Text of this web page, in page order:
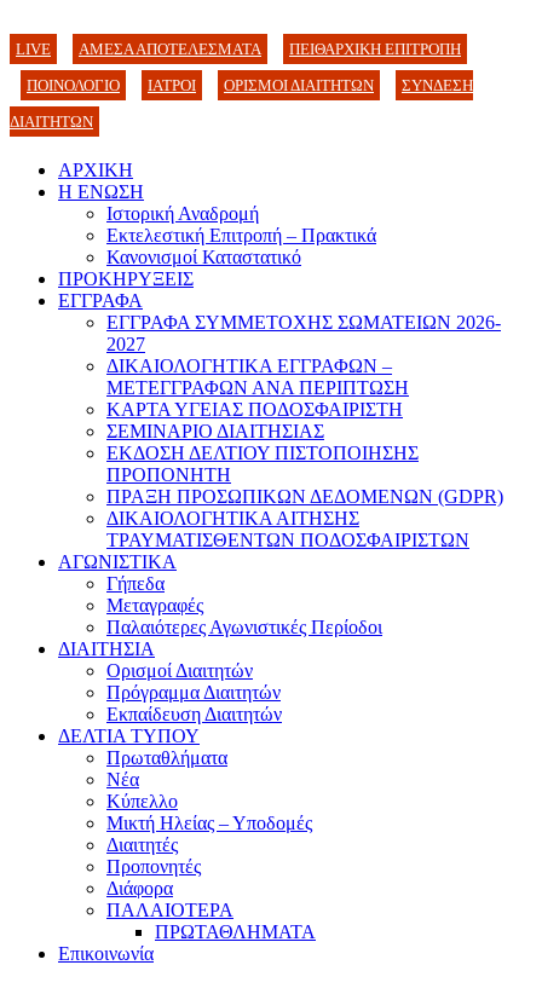
LIVE ΑΜΕΣΑ ΑΠΟΤΕΛΕΣΜΑΤΑ
ΠΕΙΘΑΡΧΙΚΗ ΕΠΙΤΡΟΠΗ
ΠΟΙΝΟΛΟΓΙΟ
ΙΑΤΡΟΙ ΟΡΙΣΜΟΙ ΔΙΑΙΤΗΤΩΝ
ΣΥΝΔΕΣΗ
ΔΙΑΙΤΗΤΩΝ
ΑΡΧΙΚΗ
Η ΕΝΩΣΗ
Ιστορική Αναδρομή
Εκτελεστική Επιτροπή – Πρακτικά
Κανονισμοί Καταστατικό
ΠΡΟΚΗΡΥΞΕΙΣ
ΕΓΓΡΑΦΑ
ΕΓΓΡΑΦΑ ΣΥΜΜΕΤΟΧΗΣ ΣΩΜΑΤΕΙΩΝ 2026-
2027
ΔΙΚΑΙΟΛΟΓΗΤΙΚΑ ΕΓΓΡΑΦΩΝ –
ΜΕΤΕΓΓΡΑΦΩΝ ΑΝΑ ΠΕΡΙΠΤΩΣΗ
ΚΑΡΤΑ ΥΓΕΙΑΣ ΠΟΔΟΣΦΑΙΡΙΣΤΗ
ΣΕΜΙΝΑΡΙΟ ΔΙΑΙΤΗΣΙΑΣ
ΕΚΔΟΣΗ ΔΕΛΤΙΟΥ ΠΙΣΤΟΠΟΙΗΣΗΣ
ΠΡΟΠΟΝΗΤΗ
ΠΡΑΞΗ ΠΡΟΣΩΠΙΚΩΝ ΔΕΔΟΜΕΝΩΝ (GDPR)
ΔΙΚΑΙΟΛΟΓΗΤΙΚΑ ΑΙΤΗΣΗΣ
ΤΡΑΥΜΑΤΙΣΘΕΝΤΩΝ ΠΟΔΟΣΦΑΙΡΙΣΤΩΝ
ΑΓΩΝΙΣΤΙΚΑ
Γήπεδα
Μεταγραφές
Παλαιότερες Αγωνιστικές Περίοδοι
ΔΙΑΙΤΗΣΙΑ
Ορισμοί Διαιτητών
Πρόγραμμα Διαιτητών
Εκπαίδευση Διαιτητών
ΔΕΛΤΙΑ ΤΥΠΟΥ
Πρωταθλήματα
Νέα
Κύπελλο
Μικτή Ηλείας – Υποδομές
Διαιτητές
Προπονητές
Διάφορα
ΠΑΛΑΙΟΤΕΡΑ
ΠΡΩΤΑΘΛΗΜΑΤΑ
Επικοινωνία